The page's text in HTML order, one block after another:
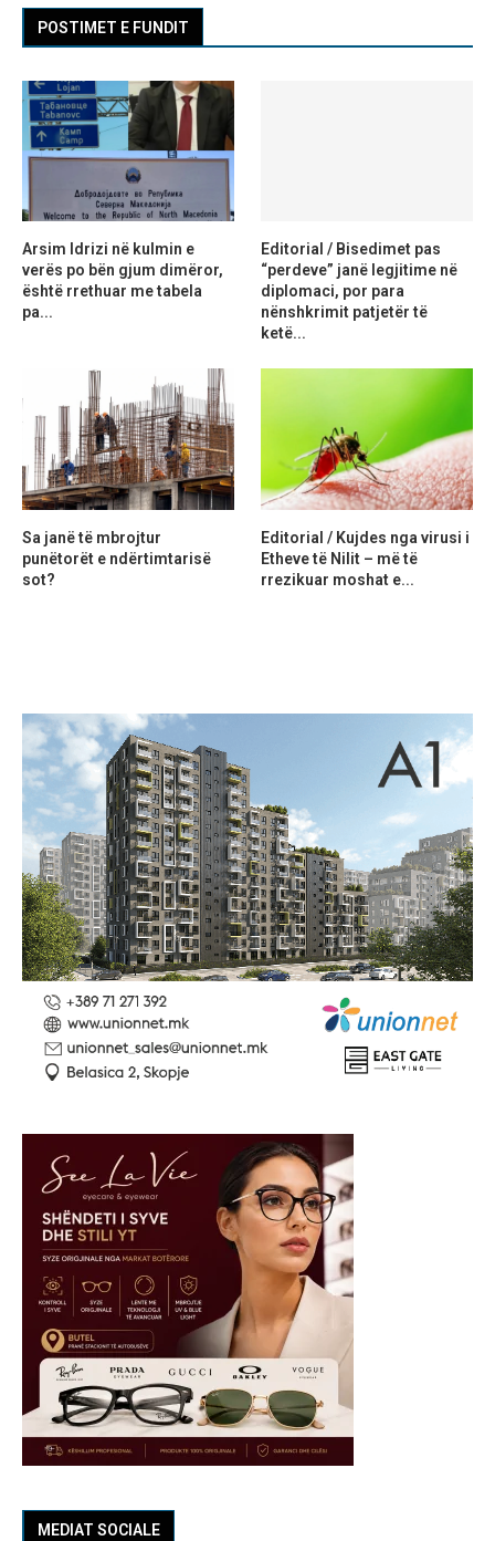
MEDIAT SOCIALE
POSTIMET E FUNDIT
Arsim Idrizi në kulmin e
verës po bën gjum dimëror,
është rrethuar me tabela
pa...
Editorial / Bisedimet pas
“perdeve” janë legjitime në
diplomaci, por para
nënshkrimit patjetër të
ketë...
Sa janë të mbrojtur
punëtorët e ndërtimtarisë
sot?
Editorial / Kujdes nga virusi i
Etheve të Nilit – më të
rrezikuar moshat e...